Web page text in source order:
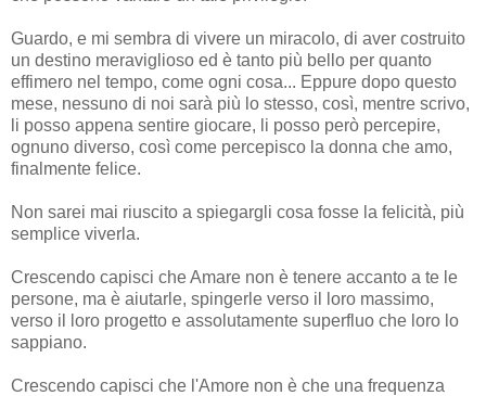
Guardo, e mi sembra di vivere un miracolo, di aver costruito
un destino meraviglioso ed è tanto più bello per quanto
effimero nel tempo, come ogni cosa... Eppure dopo questo
mese, nessuno di noi sarà più lo stesso, così, mentre scrivo,
li posso appena sentire giocare, li posso però percepire,
ognuno diverso, così come percepisco la donna che amo,
finalmente felice.
Non sarei mai riuscito a spiegargli cosa fosse la felicità, più
semplice viverla.
Crescendo capisci che Amare non è tenere accanto a te le
persone, ma è aiutarle, spingerle verso il loro massimo,
verso il loro progetto e assolutamente superfluo che loro lo
sappiano.
Crescendo capisci che l'Amore non è che una frequenza